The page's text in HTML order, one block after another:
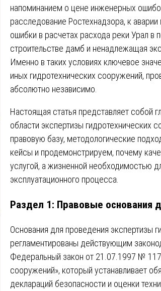
напоминанием о цене инженерных
расследование Ростехнадзора, к
ошибки в расчетах расхода реки Урал в
строительстве дамб и ненадлежащая
Именно в таких условиях ключевое
иных гидротехнических сооружений,
абсолютно независимо.
Настоящая статья представляет собой
области экспертизы
правовую базу, методологические
кейсы и продемонстрируем, почему
услугой, а жизненной необходимостью
эксплуатационного процесса.
Раздел 1: Правовые основания
Основания для проведения экспертизы
регламентированы действующим
Федеральный закон от 21.07.1997 №
сооружений», который устанавливает
деклараций безопасности и оценки